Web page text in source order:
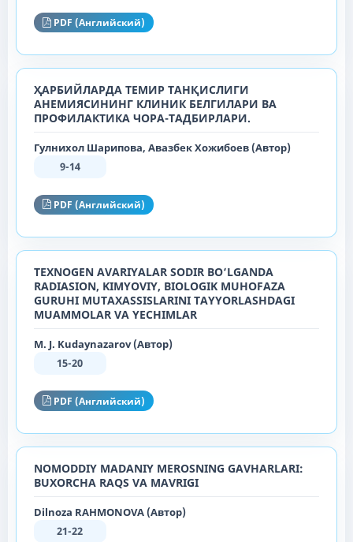
PDF (Английский)
ҲАРБИЙЛАРДА ТЕМИР ТАНҚИСЛИГИ
АНЕМИЯСИНИНГ КЛИНИК БЕЛГИЛАРИ ВА
ПРОФИЛАКТИКА ЧОРА-ТАДБИРЛАРИ.
Гулнихол Шарипова, Авазбек Хожибоев (Автор)
9-14
PDF (Английский)
TEXNOGEN AVARIYALAR SODIR BO‘LGANDA
RADIASION, KIMYOVIY, BIOLOGIK MUHOFAZA
GURUHI MUTAXASSISLARINI TAYYORLASHDAGI
MUAMMOLAR VA YECHIMLAR
M. J. Kudaynazarov (Автор)
15-20
PDF (Английский)
NOMODDIY MADANIY MEROSNING GAVHARLARI:
BUXORCHA RAQS VA MAVRIGI
Dilnoza RAHMONOVA (Автор)
21-22